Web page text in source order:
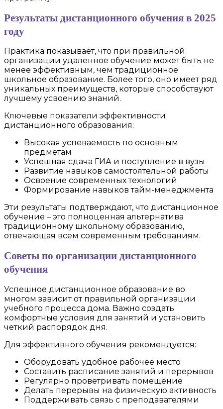
Результаты дистанционного обучения в 2025
году
Практика показывает, что при правильной
организации удаленное обучение может быть не
менее эффективным, чем традиционное
школьное образование. Более того, оно имеет ряд
уникальных преимуществ, которые способствуют
лучшему усвоению знаний.
Ключевые показатели эффективности
дистанционного образования:
Высокая успеваемость по основным
предметам
Успешная сдача ГИА и поступление в вузы
Развитие навыков самостоятельной работы
Освоение современных технологий
Формирование навыков тайм-менеджмента
Эти результаты подтверждают, что дистанционное
обучение – это полноценная альтернатива
традиционному школьному образованию,
отвечающая всем современным требованиям.
Советы по организации дистанционного
обучения
Успешное дистанционное образование во
многом зависит от правильной организации
учебного процесса дома. Важно создать
комфортные условия для занятий и установить
четкий распорядок дня.
Для эффективного обучения рекомендуется:
Оборудовать удобное рабочее место
Составить расписание занятий и перерывов
Регулярно проветривать помещение
Делать перерывы на физическую активность
Поддерживать связь с преподавателями